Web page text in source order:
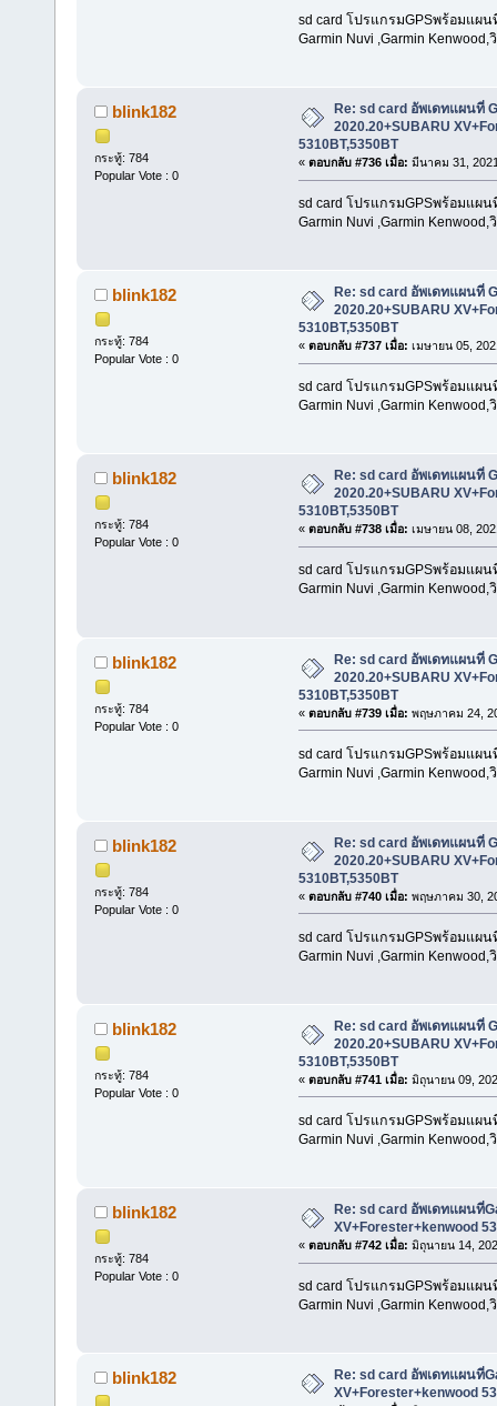
sd card โปรแกรมGPSพร้อมแผน
Garmin Nuvi ,Garmin
blink182
กระทู้: 784
Popular Vote : 0
Re: sd card อัพเดทแผนที่
2020.20+SUBARU
5310BT,5350BT
« ตอบกลับ #736 เมื่อ: มีนาคม 31,
sd card โปรแกรมGPSพร้อมแผน
Garmin Nuvi ,Garmin
blink182
กระทู้: 784
Popular Vote : 0
Re: sd card อัพเดทแผนที่
2020.20+SUBARU
5310BT,5350BT
« ตอบกลับ #737 เมื่อ: เมษายน 05,
sd card โปรแกรมGPSพร้อมแผน
Garmin Nuvi ,Garmin
blink182
กระทู้: 784
Popular Vote : 0
Re: sd card อัพเดทแผนที่
2020.20+SUBARU
5310BT,5350BT
« ตอบกลับ #738 เมื่อ: เมษายน 08,
sd card โปรแกรมGPSพร้อมแผน
Garmin Nuvi ,Garmin
blink182
กระทู้: 784
Popular Vote : 0
Re: sd card อัพเดทแผนที่
2020.20+SUBARU
5310BT,5350BT
« ตอบกลับ #739 เมื่อ: พฤษภาคม 24,
sd card โปรแกรมGPSพร้อมแผน
Garmin Nuvi ,Garmin
blink182
กระทู้: 784
Popular Vote : 0
Re: sd card อัพเดทแผนที่
2020.20+SUBARU
5310BT,5350BT
« ตอบกลับ #740 เมื่อ: พฤษภาคม 30,
sd card โปรแกรมGPSพร้อมแผน
Garmin Nuvi ,Garmin
blink182
กระทู้: 784
Popular Vote : 0
Re: sd card อัพเดทแผนที่
2020.20+SUBARU
5310BT,5350BT
« ตอบกลับ #741 เมื่อ: มิถุนายน 09,
sd card โปรแกรมGPSพร้อมแผน
Garmin Nuvi ,Garmin
blink182
กระทู้: 784
Popular Vote : 0
Re: sd card อัพเดทแผนที่
XV+Forester+kenwood
« ตอบกลับ #742 เมื่อ: มิถุนายน 14,
sd card โปรแกรมGPSพร้อมแผน
Garmin Nuvi ,Garmin
blink182
Re: sd card อัพเดทแผนที่
XV+Forester+kenwood